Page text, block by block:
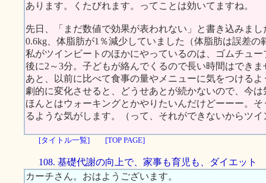
あります。くたびれます。ってことは効いてますね。
先日、「まだ数値で効果が表われない」と書き込みま
0.6kg、体脂肪が1％減少していました（体脂肪は誤差
私がツインビートのほかにやっているのは、ゴムチュ
後に2～3分。子どもが絡んでくるので長い時間はできま
あと、以前に比べて食事の量やメニューに気をつける
劇的に変化させると、どうせあとが続かないので、今
ほんとはウォーキングとかやりたいんだけどーーー。
るような気がします。（って、それができないからツ
[タイトル一覧] [TOP PAGE]
108. 基礎代謝の向上で、家事も育児も、ダイエット
カーチさん。おはようございます。